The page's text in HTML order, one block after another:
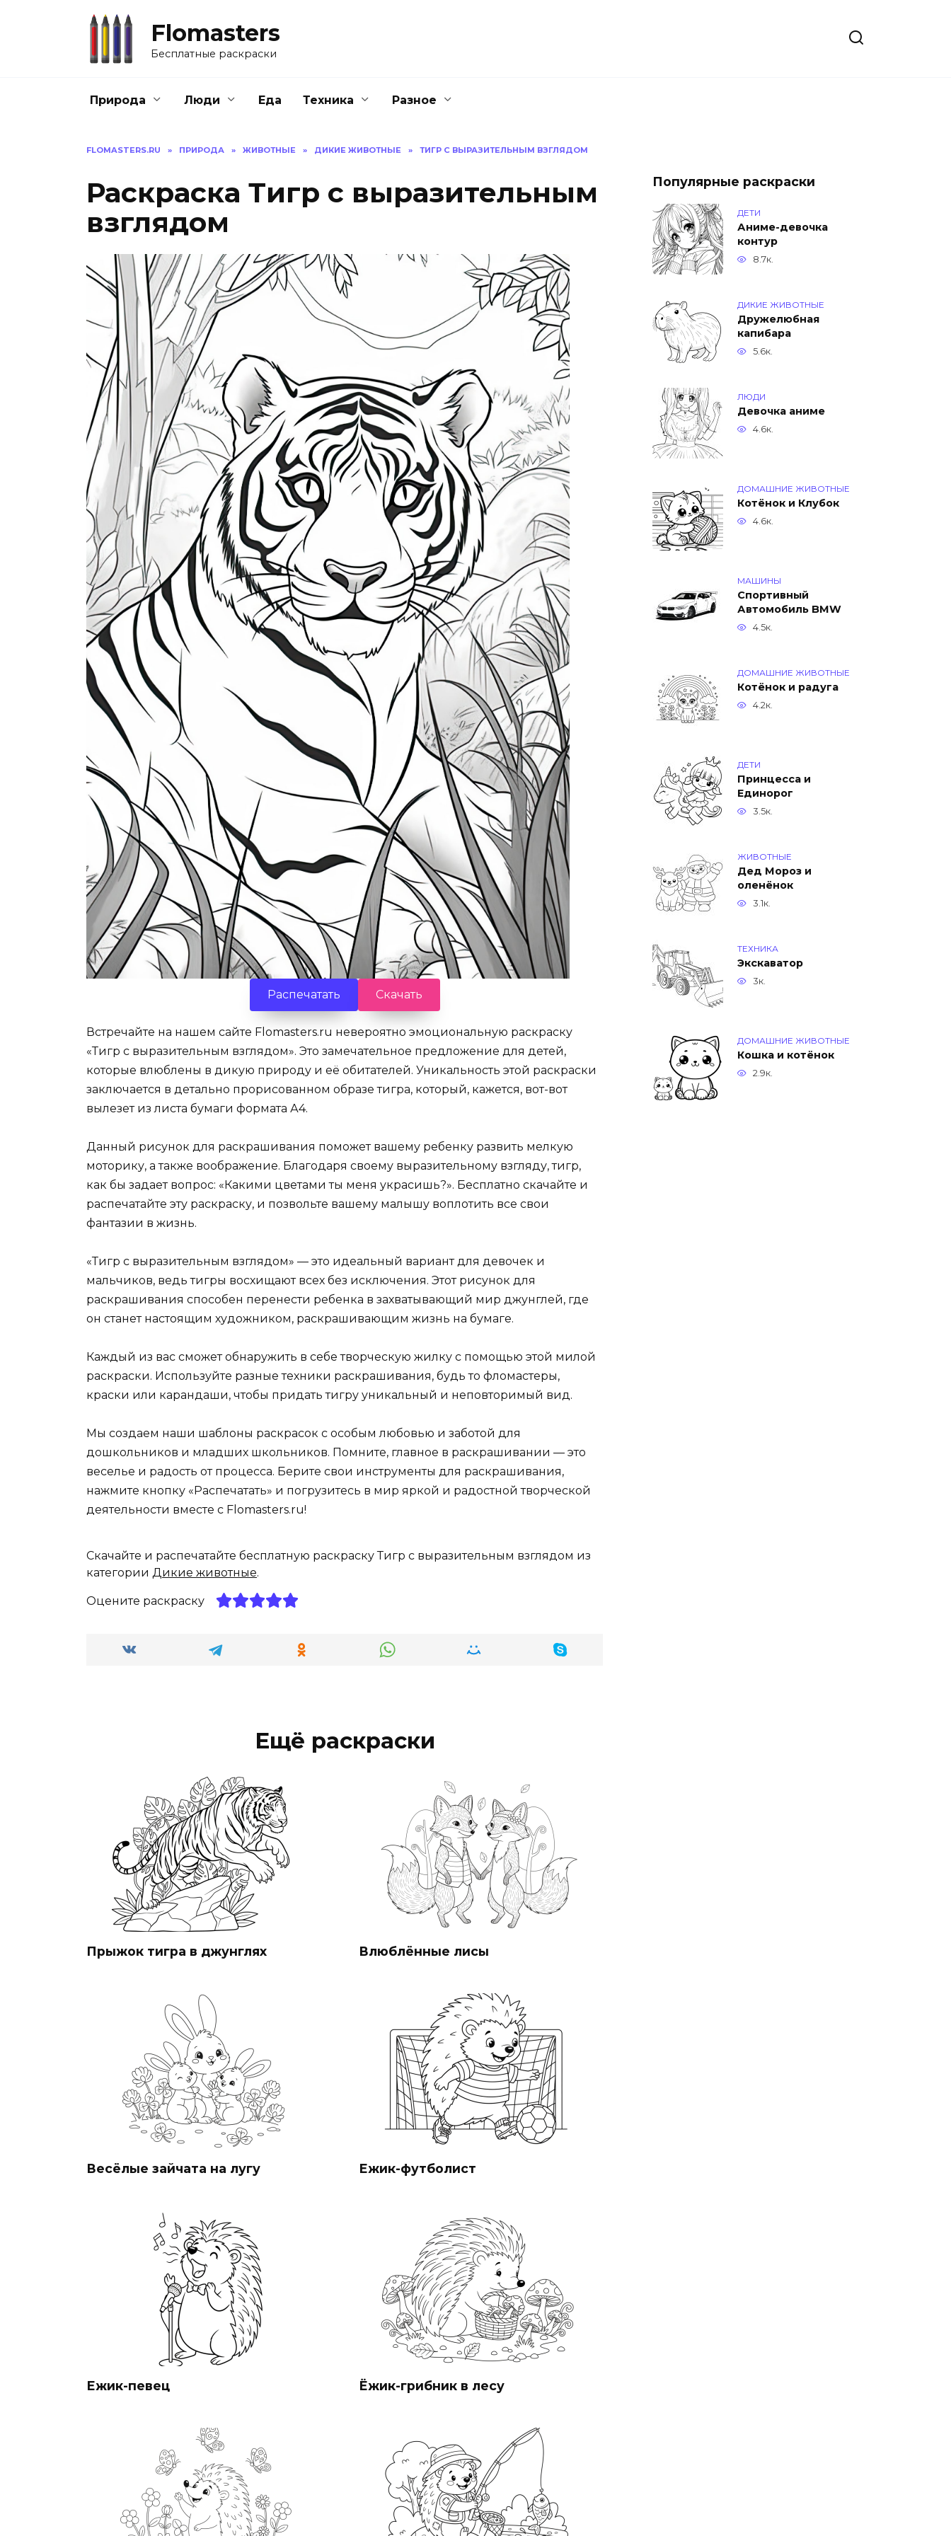
Flomasters
Бесплатные раскраски
Природа Люди Еда Техника Разное
FLOMASTERS.RU » ПРИРОДА » ЖИВОТНЫЕ » ДИКИЕ ЖИВОТНЫЕ » ТИГР С ВЫРАЗИТЕЛЬНЫМ ВЗГЛЯДОМ
Раскраска Тигр с выразительным
взглядом
Распечатать Скачать
Встречайте на нашем сайте Flomasters.ru невероятно эмоциональную раскраску
«Тигр с выразительным взглядом». Это замечательное предложение для детей,
которые влюблены в дикую природу и её обитателей. Уникальность этой раскраски
заключается в детально прорисованном образе тигра, который, кажется, вот-вот
вылезет из листа бумаги формата А4.
Данный рисунок для раскрашивания поможет вашему ребенку развить мелкую
моторику, а также воображение. Благодаря своему выразительному взгляду, тигр,
как бы задает вопрос: «Какими цветами ты меня украсишь?». Бесплатно скачайте и
распечатайте эту раскраску, и позвольте вашему малышу воплотить все свои
фантазии в жизнь.
«Тигр с выразительным взглядом» — это идеальный вариант для девочек и
мальчиков, ведь тигры восхищают всех без исключения. Этот рисунок для
раскрашивания способен перенести ребенка в захватывающий мир джунглей, где
он станет настоящим художником, раскрашивающим жизнь на бумаге.
Каждый из вас сможет обнаружить в себе творческую жилку с помощью этой милой
раскраски. Используйте разные техники раскрашивания, будь то фломастеры,
краски или карандаши, чтобы придать тигру уникальный и неповторимый вид.
Мы создаем наши шаблоны раскрасок с особым любовью и заботой для
дошкольников и младших школьников. Помните, главное в раскрашивании — это
веселье и радость от процесса. Берите свои инструменты для раскрашивания,
нажмите кнопку «Распечатать» и погрузитесь в мир яркой и радостной творческой
деятельности вместе с Flomasters.ru!
Скачайте и распечатайте бесплатную раскраску Тигр с выразительным взглядом из
категории Дикие животные.
Оцените раскраску
Ещё раскраски
Прыжок тигра в джунглях Влюблённые лисы
Весёлые зайчата на лугу Ежик-футболист
Ежик-певец Ёжик-грибник в лесу
Популярные раскраски
ДЕТИ
Аниме-девочка
контур
8.7к.
ДИКИЕ ЖИВОТНЫЕ
Дружелюбная
капибара
5.6к.
ЛЮДИ
Девочка аниме
4.6к.
ДОМАШНИЕ ЖИВОТНЫЕ
Котёнок и Клубок
4.6к.
МАШИНЫ
Спортивный
Автомобиль BMW
4.5к.
ДОМАШНИЕ ЖИВОТНЫЕ
Котёнок и радуга
4.2к.
ДЕТИ
Принцесса и
Единорог
3.5к.
ЖИВОТНЫЕ
Дед Мороз и
оленёнок
3.1к.
ТЕХНИКА
Экскаватор
3к.
ДОМАШНИЕ ЖИВОТНЫЕ
Кошка и котёнок
2.9к.